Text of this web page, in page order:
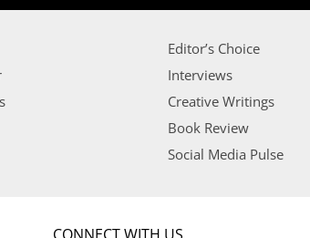
Editor’s Choice
Interviews
Creative Writings
Book Review
Social Media Pulse